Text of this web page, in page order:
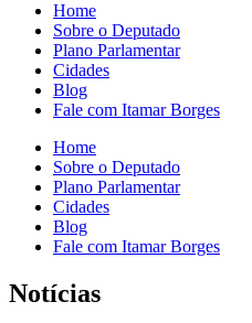
Home
Sobre o Deputado
Plano Parlamentar
Cidades
Blog
Fale com Itamar Borges
Home
Sobre o Deputado
Plano Parlamentar
Cidades
Blog
Fale com Itamar Borges
Notícias